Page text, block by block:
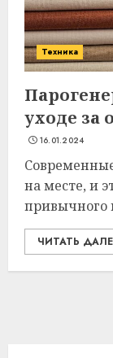
Техника
уходе за
16.01.2024
на месте, и
привычного
ЧИТАТЬ